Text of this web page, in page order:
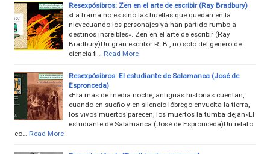
Resexpósibros: Zen en el arte de escribir (Ray Bradbury)
«La trama no es sino las huellas que quedan en la
nievecuando los personajes ya han partido rumbo a
destinos increíbles». Zen en el arte de escribir (Ray
Bradbury)Un gran escritor R. B., no solo del género de
ciencia fi…
Read More
Resexpósibros: El estudiante de Salamanca (José de
Espronceda)
«Era más de media noche, antiguas historias cuentan,
cuando en sueño y en silencio lóbrego envuelta la tierra,
los vivos muertos parecen, los muertos la tumba dejan»El
estudiante de Salamanca (José de Espronceda)Un relato
co…
Read More